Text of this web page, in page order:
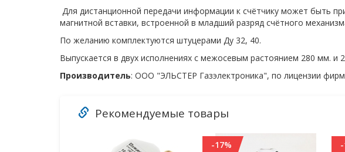
Для дистанционной передачи информации к счётчику может быть
магнитной вставки, встроенной в младший разряд счётного
По желанию комплектуются штуцерами Ду 32, 40.
Выпускается в двух исполнениях с межосевым растоянием 280 мм. и
Производитель: ООО "ЭЛЬСТЕР Газэлектроника", по лицензии
Рекомендуемые товары
-17%